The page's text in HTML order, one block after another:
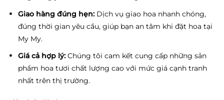
Giao hàng đúng hẹn:Dịch vụ giao hoa nhanh chóng,
đúng thời gian yêu cầu, giúp bạn an tâm khi đặt hoa tại
My My.
Giá cả hợp lý:Chúng tôi cam kết cung cấp những sản
phẩm hoa tươi chất lượng cao với mức giá cạnh tranh
nhất trên thị trường.